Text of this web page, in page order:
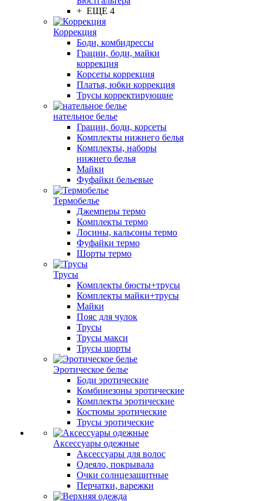
+ ЕЩЕ 4
Коррекция
Боди, комбидрессы
Грации, боди, майки
коррекция
Корсеты коррекция
Платья, юбки коррекция
Трусы корректирующие
нательное белье
Грации, боди, корсеты
Комплекты нижнего белья
Комплекты, наборы
нижнего белья
Майки
Фуфайки бельевые
Термобелье
Джемперы термо
Комплекты термо
Лосины, кальсоны термо
Фуфайки термо
Шорты термо
Трусы
Комплекты бюсты+трусы
Комплекты майки+трусы
Майки
Пояс для чулок
Трусы
Трусы макси
Трусы шорты
Эротическое белье
Боди эротические
Комбинезоны эротические
Комплекты эротические
Костюмы эротические
Трусы эротические
Аксессуары одежные
Аксессуары для волос
Одеяло, покрывала
Очки солнцезащитные
Перчатки, варежки